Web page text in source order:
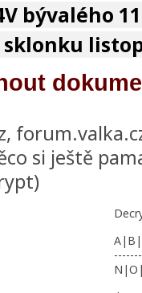
bývalého
si ještě
)